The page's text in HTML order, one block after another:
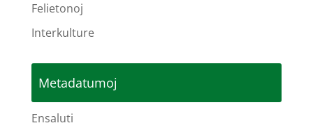
Felietonoj
Interkulture
Metadatumoj
Ensaluti